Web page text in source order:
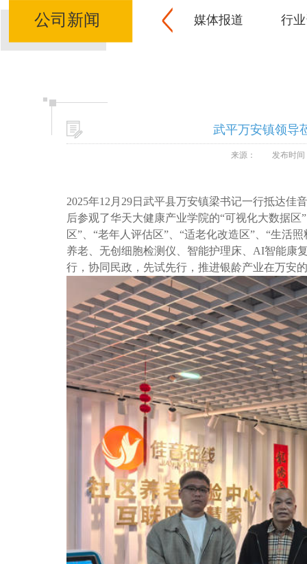
公司新闻 媒体报道 行
武平万安镇领导
来源： 发布时
2025年12月29日武平县万安镇梁书记一行抵达
后参观了华天大健康产业学院的“可视化大数据
区”、“老年人评估区”、“适老化改造区”、“生活
养老、无创细胞检测仪、智能护理床、AI智能康
行，协同民政，先试先行，推进银龄产业在万安